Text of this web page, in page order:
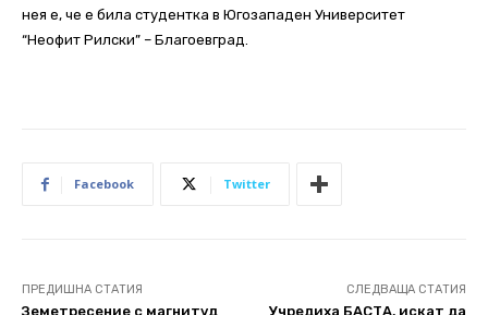
нея е, че е била студентка в Югозападен Университет
“Неофит Рилски” – Благоевград.
Facebook Twitter
ПРЕДИШНА СТАТИЯ
Земетресение с магнитуд
СЛЕДВАЩА СТАТИЯ
Учредиха БАСТА, искат да